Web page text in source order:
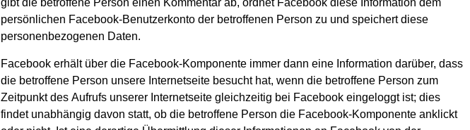
gibt die betroffene Person einen Kommentar ab, ordnet Facebook diese Information dem
persönlichen Facebook-Benutzerkonto der betroffenen Person zu und speichert diese
personenbezogenen Daten.
Facebook erhält über die Facebook-Komponente immer dann eine Information darüber, dass
die betroffene Person unsere Internetseite besucht hat, wenn die betroffene Person zum
Zeitpunkt des Aufrufs unserer Internetseite gleichzeitig bei Facebook eingeloggt ist; dies
findet unabhängig davon statt, ob die betroffene Person die Facebook-Komponente anklickt